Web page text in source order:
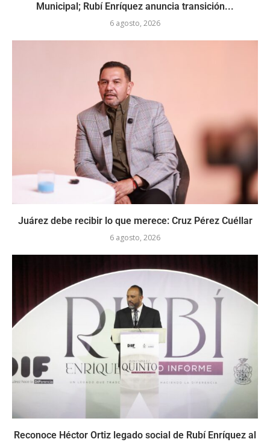
Municipal; Rubí Enríquez anuncia transición...
6 agosto, 2026
Juárez debe recibir lo que merece: Cruz Pérez Cuéllar
6 agosto, 2026
Reconoce Héctor Ortiz legado social de Rubí Enríquez al